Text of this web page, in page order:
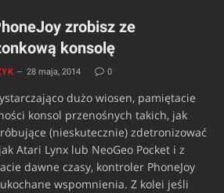
zrobisz ze
konsolę
28 maja, 2014 0
dużo wiosen, pamiętacie
konsol przenośnych takich, jak
(nieskutecznie) zdetronizować
Atari Lynx lub NeoGeo Pocket i z
dawne czasy, kontroler PhoneJoy
wspomnienia. Z kolei jeśli